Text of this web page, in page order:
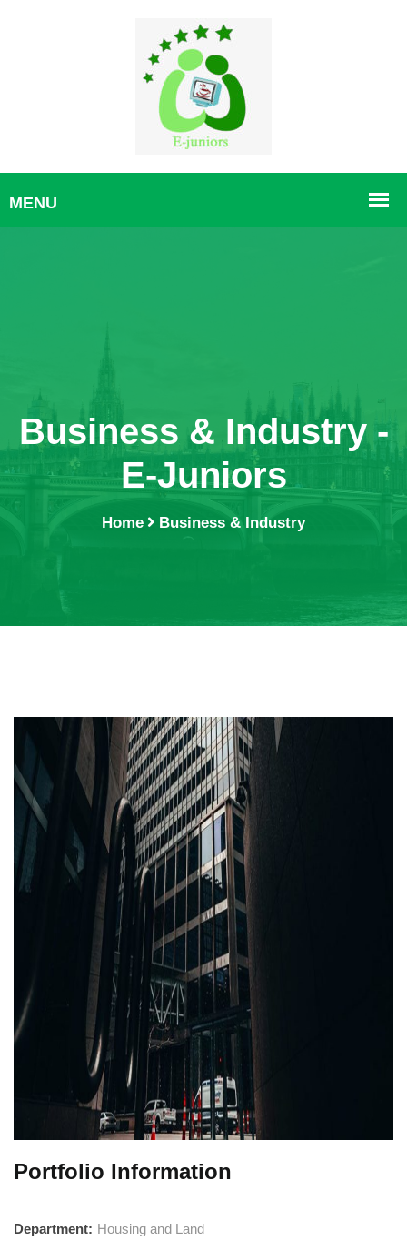
Business & Industry -
E-Juniors
Home Business & Industry
Portfolio Information
Department: Housing and Land